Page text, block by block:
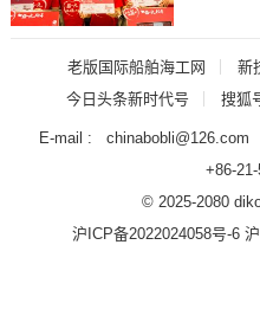
老版国际船舶海工网 新
今日头条新时代号
搜狐
E-mail :
+86-
© 2025-2080
沪ICP备2022024058号-6